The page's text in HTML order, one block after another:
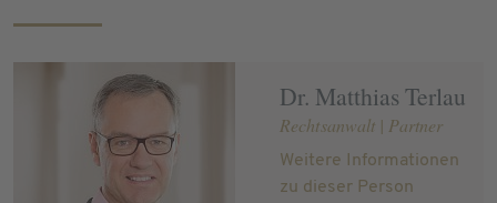
Dr. Matthias Terlau
Rechtsanwalt | Partner
Weitere Informationen
zu dieser Person